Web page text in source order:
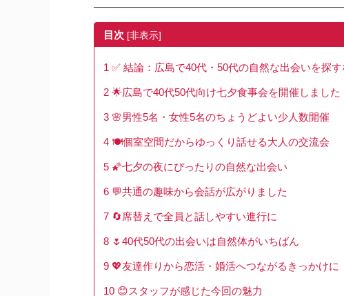
目次 [非表示]
1 ✅ 結論：広島で40代・50代の自然な出会いを探
2 🌟広島で40代50代向け七夕食事会を開催しました
3 🌸男性5名・女性5名のちょうどよい少人数開催
4 🍽️個室空間だからゆっくり話せる大人の交流会
5 🌠七夕の夜にぴったりの自然な出会い
6 💬共通の趣味から会話が広がりました
7 🔄席替えで全員と話しやすい進行に
8 🌷40代50代の出会いは自然体がいちばん
9 💖友達作りから恋活・婚活へつながるきっかけに
10 😊スタッフが感じた今回の魅力